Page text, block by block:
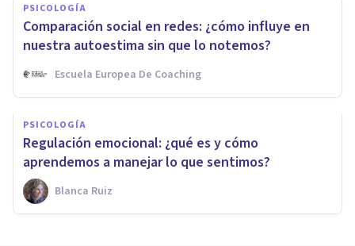
PSICOLOGÍA
Comparación social en redes: ¿cómo influye en
nuestra autoestima sin que lo notemos?
Escuela Europea De Coaching
PSICOLOGÍA
Regulación emocional: ¿qué es y cómo
aprendemos a manejar lo que sentimos?
Blanca Ruiz